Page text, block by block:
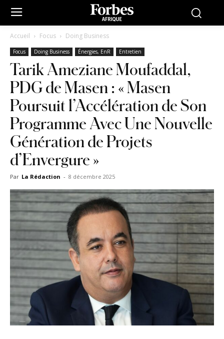
Accueil Focus Doing Business
Focus Doing Business Énergies, EnR Entretien
Tarik Ameziane Moufaddal,
PDG de Masen : « Masen
Poursuit l’Accélération de Son
Programme Avec Une Nouvelle
Génération de Projets
d’Envergure »
Par La Rédaction - 8 décembre 2025